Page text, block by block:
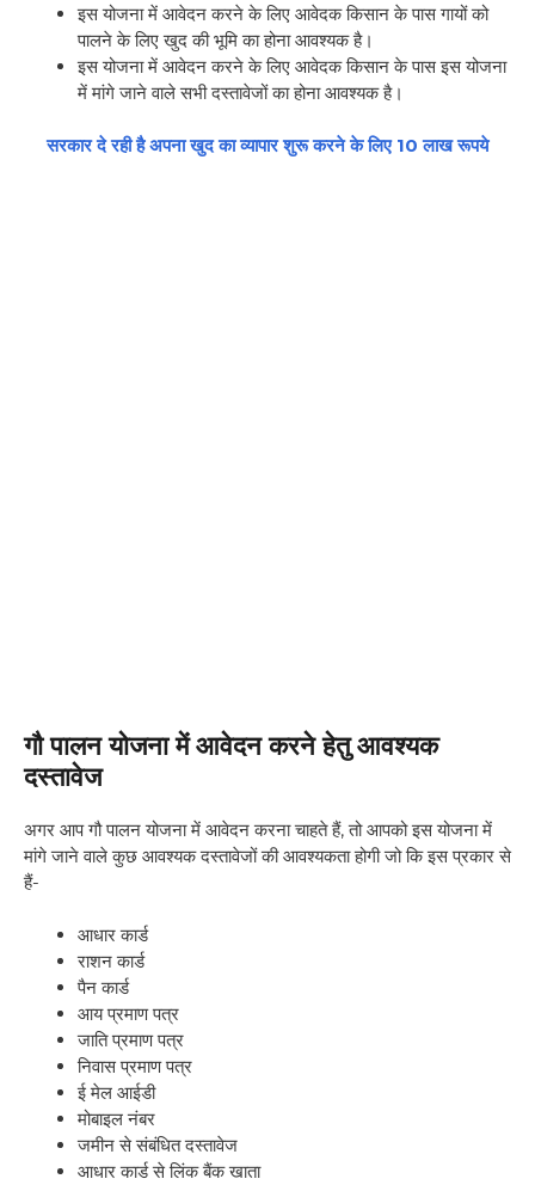
इस योजना में आवेदन करने के लिए आवेदक किसान के पास गायों को
पालने के लिए खुद की भूमि का होना आवश्यक है।
इस योजना में आवेदन करने के लिए आवेदक किसान के पास इस योजना
में मांगे जाने वाले सभी दस्तावेजों का होना आवश्यक है।
सरकार दे रही है अपना खुद का व्यापार शुरू करने के लिए 10 लाख रूपये
गौ पालन योजना में आवेदन करने हेतु आवश्यक
दस्तावेज
अगर आप गौ पालन योजना में आवेदन करना चाहते हैं, तो आपको इस योजना में
मांगे जाने वाले कुछ आवश्यक दस्तावेजों की आवश्यकता होगी जो कि इस प्रकार से
हैं-
आधार कार्ड
राशन कार्ड
पैन कार्ड
आय प्रमाण पत्र
जाति प्रमाण पत्र
निवास प्रमाण पत्र
ई मेल आईडी
मोबाइल नंबर
जमीन से संबंधित दस्तावेज
आधार कार्ड से लिंक बैंक खाता